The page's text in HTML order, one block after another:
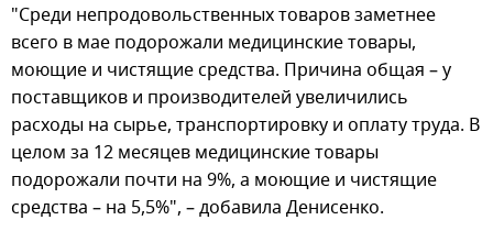
"Среди непродовольственных товаров заметнее
всего в мае подорожали медицинские товары,
моющие и чистящие средства. Причина общая – у
поставщиков и производителей увеличились
расходы на сырье, транспортировку и оплату труда. В
целом за 12 месяцев медицинские товары
подорожали почти на 9%, а моющие и чистящие
средства – на 5,5%", – добавила Денисенко.